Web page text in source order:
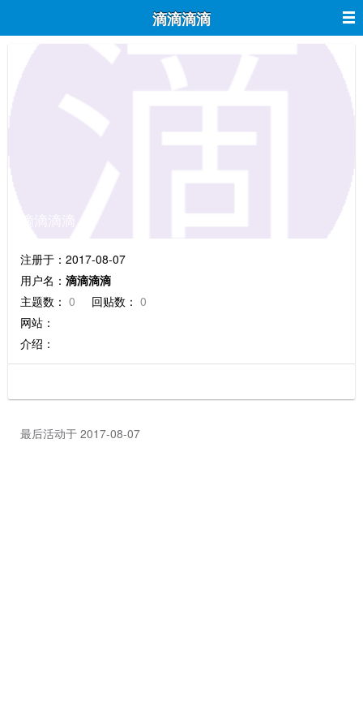
滴滴滴滴
滴滴滴滴
注册于：2017-08-07
用户名： 滴滴滴滴
主题数： 0 回贴数： 0
网站：
介绍：
最后活动于 2017-08-07